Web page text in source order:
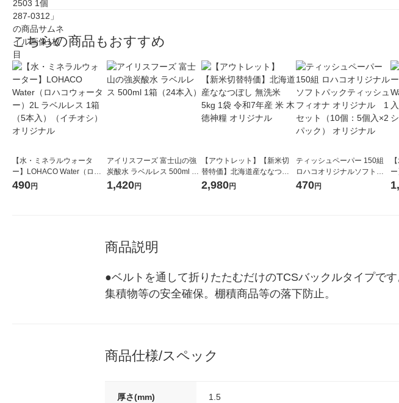
こちらの商品もおすすめ
【水・ミネラルウォータ
ー】LOHACO Water（ロハ
コウォーター）2L ラベルレ
490円
アイリスフーズ 富士山の強
炭酸水 ラベルレス 500ml 1
箱（24本入）
1,420円
【アウトレット】【新米切
替特価】北海道産ななつぼ
し 無洗米 5kg 1袋 令和7年産
2,980円
ティッシュペーパー 150組
ロハコオリジナルソフトパ
ックティッシュ フィオナ オ
470円
1
商品説明
●ベルトを通して折りたたむだけのTCSバックルタイプで
集積物等の安全確保。棚積商品等の落下防止。
商品仕様/スペック
厚さ(mm) 1.5